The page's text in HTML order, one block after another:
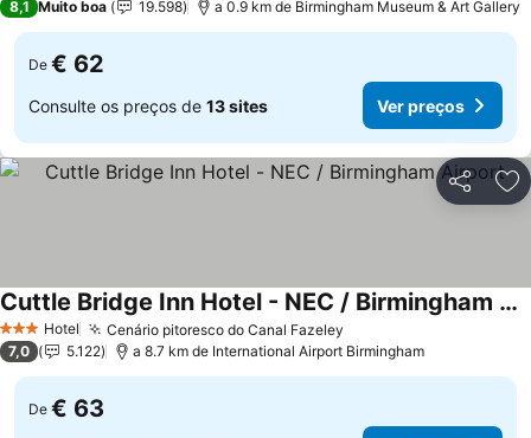
8,1 Muito boa 19.598 a 0.9 km de Birmingham Museum & Art Gallery
De € 62
Consulte os preços de 13 sites Ver preços
Partilhar
3 EstrelasHotel Cenário pitoresco do Canal Fazeley
Cuttle Bridge Inn Hotel - NEC / Birmingham Airport
7,0 5.122 a 8.7 km de International Airport Birmingham
De € 63